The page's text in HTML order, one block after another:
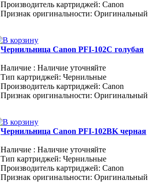
Производитель картриджей: Canon
Признак оригинальности: Оригинальный
Чернильница Canon PFI-102C голубая
Наличие : Наличие уточняйте
Тип картриджей: Чернильные
Производитель картриджей: Canon
Признак оригинальности: Оригинальный
Чернильница Canon PFI-102BK черная
Наличие : Наличие уточняйте
Тип картриджей: Чернильные
Производитель картриджей: Canon
Признак оригинальности: Оригинальный